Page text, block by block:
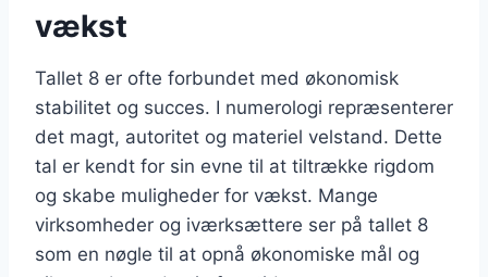
vækst
Tallet 8 er ofte forbundet med økonomisk
stabilitet og succes. I numerologi repræsenterer
det magt, autoritet og materiel velstand. Dette
tal er kendt for sin evne til at tiltrække rigdom
og skabe muligheder for vækst. Mange
virksomheder og iværksættere ser på tallet 8
som en nøgle til at opnå økonomiske mål og